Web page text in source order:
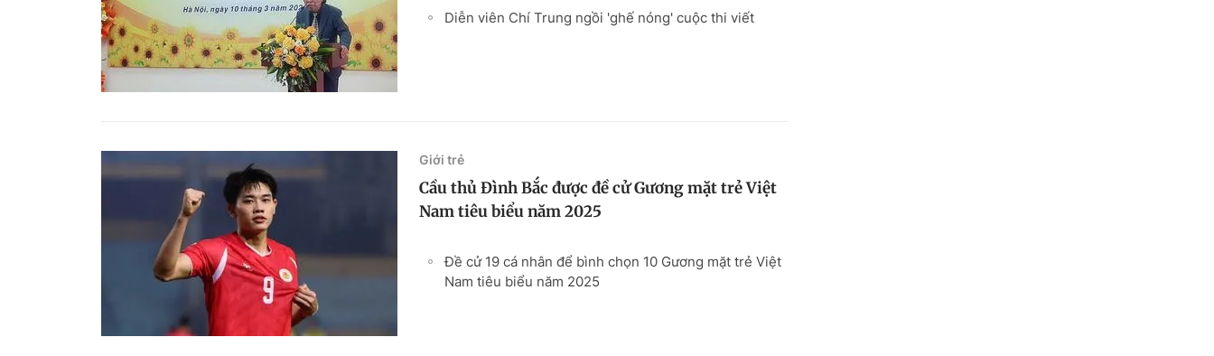
Diễn viên Chí Trung ngồi 'ghế nóng' cuộc thi viết
Giới trẻ
Cầu thủ Đình Bắc được đề cử Gương mặt trẻ Việt
Nam tiêu biểu năm 2025
Đề cử 19 cá nhân để bình chọn 10 Gương mặt trẻ Việt
Nam tiêu biểu năm 2025